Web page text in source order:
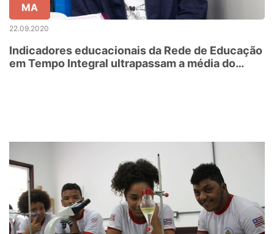
MA
22.09.2020
Indicadores educacionais da Rede de Educação
em Tempo Integral ultrapassam a média do